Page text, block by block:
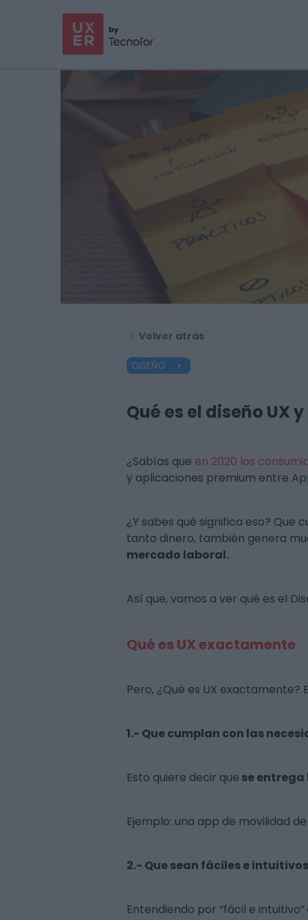
Volver atrás
DISEÑO
Qué es el diseño UX
¿Sabías que en 2020 los
y aplicaciones premium entre
¿Y sabes qué significa eso?
tanto dinero, también genera
mercado laboral.
Así que, vamos a ver qué es el
Qué es UX exactamente
Pero, ¿Qué es UX exactamente?
1.- Que cumplan con las
Esto quiere decir que se entrega
Ejemplo: una app de movilidad
2.- Que sean fáciles e
Entendiendo por “fácil e intuitivo”